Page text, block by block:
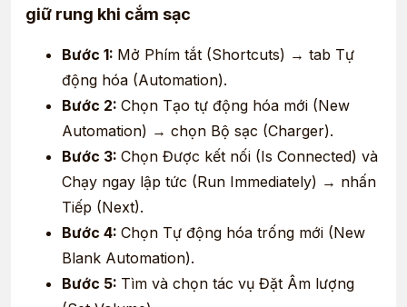
giữ rung khi cắm sạc
Bước 1: Mở Phím tắt (Shortcuts) → tab Tự
động hóa (Automation).
Bước 2: Chọn Tạo tự động hóa mới (New
Automation) → chọn Bộ sạc (Charger).
Bước 3: Chọn Được kết nối (Is Connected) và
Chạy ngay lập tức (Run Immediately) → nhấn
Tiếp (Next).
Bước 4: Chọn Tự động hóa trống mới (New
Blank Automation).
Bước 5: Tìm và chọn tác vụ Đặt Âm lượng